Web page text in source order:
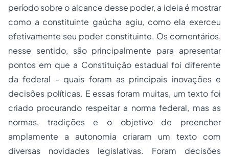
período sobre o alcance desse poder, a ideia é mostrar
como a constituinte gaúcha agiu, como ela exerceu
efetivamente seu poder constituinte. Os comentários,
nesse sentido, são principalmente para apresentar
pontos em que a Constituição estadual foi diferente
da federal - quais foram as principais inovações e
decisões políticas. E essas foram muitas, um texto foi
criado procurando respeitar a norma federal, mas as
normas, tradições e o objetivo de preencher
amplamente a autonomia criaram um texto com
diversas novidades legislativas. Foram decisões